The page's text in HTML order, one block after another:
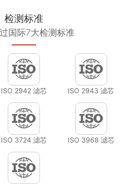
检测标准
国际7大检测标准
ISO 2942 滤芯 ISO 2943 滤芯
ISO 3724 滤芯 ISO 3968 滤芯